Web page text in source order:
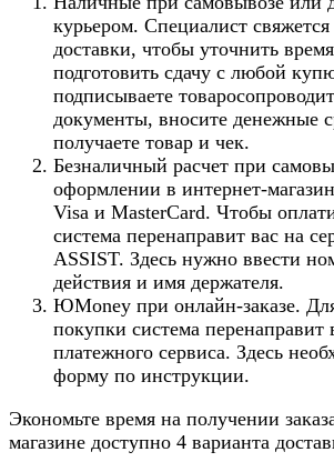
курьером. Специалист
доставки, чтобы уточнить
подготовить сдачу с любой
подписываете
документы, вносите денежные
получаете товар и чек.
Безналичный расчет при
оформлении в интернет-
Visa и MasterCard. Чтобы
система перенаправит вас на
ASSIST. Здесь нужно ввести
действия и имя держателя.
ЮMoney при онлайн-заказе.
покупки система перенаправит
платежного сервиса. Здесь
форму по инструкции.
Экономьте время на получении
магазине доступно 4 варианта